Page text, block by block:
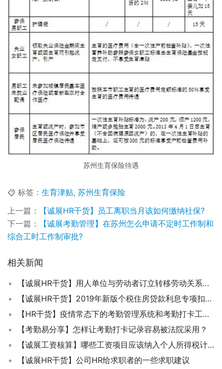
苏州生育保险待遇
标签： 生育津贴, 苏州生育保险
上一篇：
【诚展HR干货】员工离职当月该如何缴纳社保?
下一篇：
【诚展考勤管理】在苏州怎么申请不定时工作制和
综合工时工作制审批?
相关新闻
【诚展HR干货】用人单位与劳动者订立转移劳动关系三方协议后工作年限怎么计算？
【诚展HR干货】2019年新版个税住房贷款利息专项扣除问答知识
【HR干货】疫情常态下的考勤管理系统和考勤打卡工具如何选择？
【考勤易分享】怎样让考勤打卡记录容易被法院采用？
【诚展工资核算】哪些工资项目应该纳入个人所得税计算?哪些是不用算个税的？
【诚展HR干货】公司HR给求职者的一些求职建议